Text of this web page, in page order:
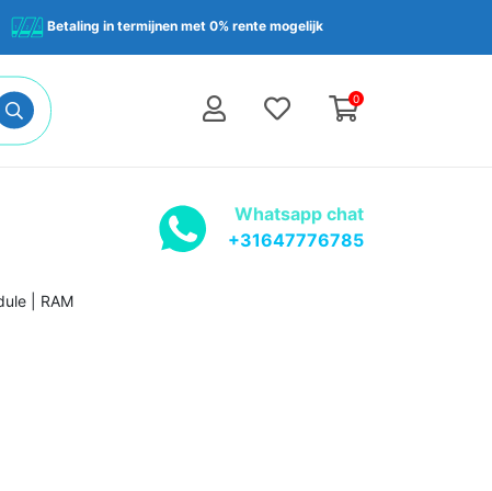
Betaling in termijnen met 0% rente mogelijk
0
Whatsapp chat
+31647776785
| RAM